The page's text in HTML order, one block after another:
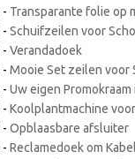
- Transparante folie op
- Schuifzeilen voor
- Verandadoek
- Mooie Set zeilen voor
- Uw eigen
- Koolplantmachine
- Opblaasbare afsluiter
- Reclamedoek om